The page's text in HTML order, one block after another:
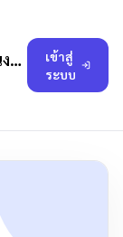
สาขาวิชาวิศวกรรมการจัดการพลังงานในงานอุตสาหกรรม 2567
เข้าสู่
ระบบ